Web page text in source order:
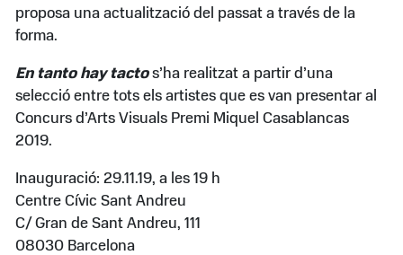
proposa una actualització del passat a través de la
forma.
En tanto hay tactos’ha realitzat a partir d’una
selecció entre tots els artistes que es van presentar al
Concurs d’Arts Visuals Premi Miquel Casablancas
2019.
Inauguració: 29.11.19, a les 19 h
Centre Cívic Sant Andreu
C/ Gran de Sant Andreu, 111
08030 Barcelona